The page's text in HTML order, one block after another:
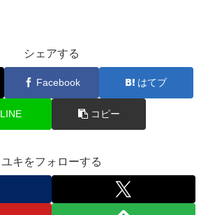
シェアする
Facebook はてブ
LINE コピー
ユキをフォローする